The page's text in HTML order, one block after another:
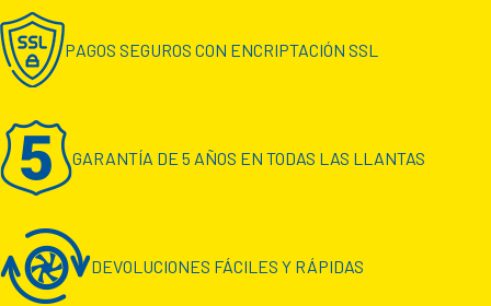
PAGOS SEGUROS CON ENCRIPTACIÓN SSL
GARANTÍA DE 5 AÑOS EN TODAS LAS LLANTAS
DEVOLUCIONES FÁCILES Y RÁPIDAS